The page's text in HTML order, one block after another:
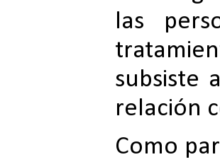
las
subsiste
relación
Como